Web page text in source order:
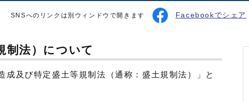
SNSへのリンクは別ウィンドウで開きます Facebookでシェア
制法）について
及び特定盛土等規制法（通称：盛土規制法）」と